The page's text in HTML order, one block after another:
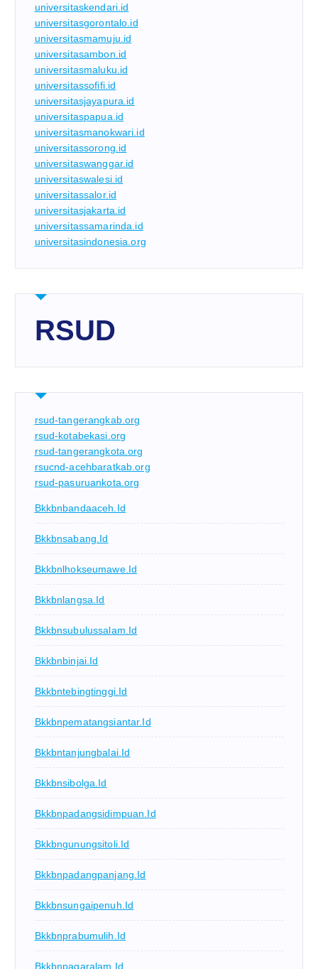
universitaskendari.id
universitasgorontalo.id
universitasmamuju.id
universitasambon.id
universitasmaluku.id
universitassofifi.id
universitasjayapura.id
universitaspapua.id
universitasmanokwari.id
universitassorong.id
universitaswanggar.id
universitaswalesi.id
universitassalor.id
universitasjakarta.id
universitassamarinda.id
universitasindonesia.org
RSUD
rsud-tangerangkab.org
rsud-kotabekasi.org
rsud-tangerangkota.org
rsucnd-acehbaratkab.org
rsud-pasuruankota.org
Bkkbnbandaaceh.id
Bkkbnsabang.id
Bkkbnlhokseumawe.id
Bkkbnlangsa.id
Bkkbnsubulussalam.id
Bkkbnbinjai.id
Bkkbntebingtinggi.id
Bkkbnpematangsiantar.id
Bkkbntanjungbalai.id
Bkkbnsibolga.id
Bkkbnpadangsidimpuan.id
Bkkbngunungsitoli.id
Bkkbnpadangpanjang.id
Bkkbnsungaipenuh.id
Bkkbnprabumulih.id
Bkkbnpagaralam.id